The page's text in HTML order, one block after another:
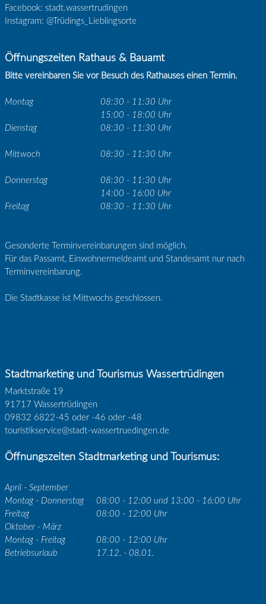
Facebook: stadt.wassertrudingen
Instagram: @Trüdings_Lieblingsorte
Öffnungszeiten Rathaus & Bauamt
Bitte vereinbaren Sie vor Besuch des Rathauses einen Termin.
Montag
08:30 - 11:30 Uhr
15:00 - 18:00 Uhr
Dienstag
08:30 - 11:30 Uhr
Mittwoch 08:30 - 11:30 Uhr
Donnerstag
08:30 - 11:30 Uhr
14:00 - 16:00 Uhr
Freitag
08:30 - 11:30 Uhr
Gesonderte Terminvereinbarungen sind möglich.
Für das Passamt, Einwohnermeldeamt und Standesamt nur nach
Terminvereinbarung.
Die Stadtkasse ist Mittwochs geschlossen.
Stadtmarketing und Tourismus Wassertrüdingen
Marktstraße 19
91717 Wassertrüdingen
09832 6822-45 oder -46 oder -48
touristikservice@stadt-wassertruedingen.de
Öffnungszeiten Stadtmarketing und Tourismus:
April - September
Montag - Donnerstag
08:00 - 12:00 und 13:00 - 16:00 Uhr
Freitag
08:00 - 12:00 Uhr
Oktober - März
Montag - Freitag
08:00 - 12:00 Uhr
Betriebsurlaub
17.12. - 08.01.